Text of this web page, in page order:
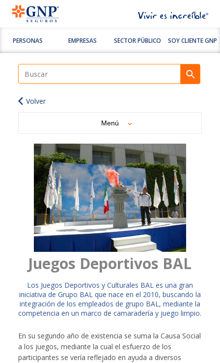
PERSONAS EMPRESAS SECTOR PÚBLICO SOY CLIENTE GNP
Volver
Menú
Juegos Deportivos BAL
​Los Juegos Deportivos y Culturales BAL es una gran
iniciativa de Grupo BAL que nace en el 2010, buscando la
integración de los empleados de grupo BAL, mediante la
competencia en un marco de camaradería y juego limpio.
En su segundo año de existencia se suma la Causa Social
a los juegos, mediante la cual el esfuerzo de los
participantes se vería reflejado en ayuda a diversos